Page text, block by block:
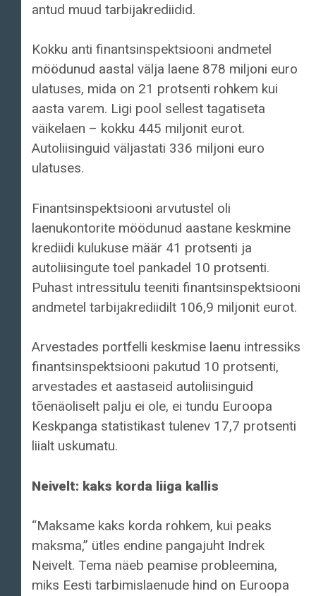
antud muud tarbijakrediidid.
Kokku anti finantsinspektsiooni andmetel
möödunud aastal välja laene 878 miljoni euro
ulatuses, mida on 21 protsenti rohkem kui
aasta varem. Ligi pool sellest tagatiseta
väikelaen – kokku 445 miljonit eurot.
Autoliisinguid väljastati 336 miljoni euro
ulatuses.
Finantsinspektsiooni arvutustel oli
laenukontorite möödunud aastane keskmine
krediidi kulukuse määr 41 protsenti ja
autoliisingute toel pankadel 10 protsenti.
Puhast intressitulu teeniti finantsinspektsiooni
andmetel tarbijakrediidilt 106,9 miljonit eurot.
Arvestades portfelli keskmise laenu intressiks
finantsinspektsiooni pakutud 10 protsenti,
arvestades et aastaseid autoliisinguid
tõenäoliselt palju ei ole, ei tundu Euroopa
Keskpanga statistikast tulenev 17,7 protsenti
liialt uskumatu.
Neivelt: kaks korda liiga kallis
“Maksame kaks korda rohkem, kui peaks
maksma,” ütles endine pangajuht Indrek
Neivelt. Tema näeb peamise probleemina,
miks Eesti tarbimislaenude hind on Euroopa